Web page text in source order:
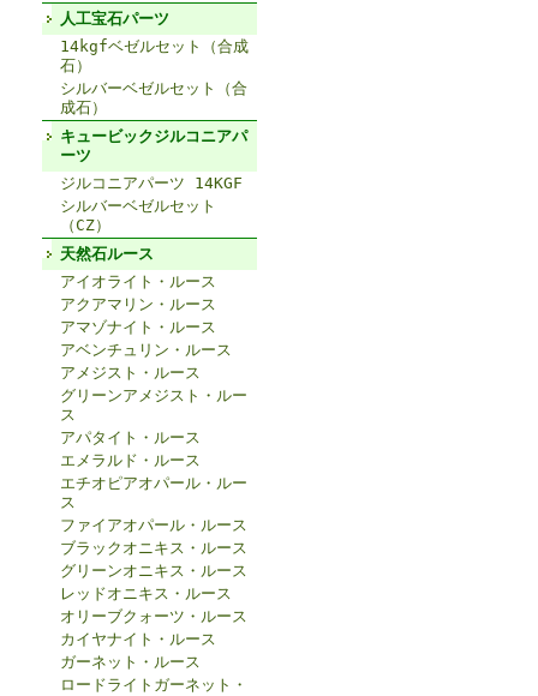
人工宝石パーツ
14kgfベゼルセット（合成
石）
シルバーベゼルセット（合
成石）
キュービックジルコニアパ
ーツ
ジルコニアパーツ 14KGF
シルバーベゼルセット
（CZ）
天然石ルース
アイオライト・ルース
アクアマリン・ルース
アマゾナイト・ルース
アベンチュリン・ルース
アメジスト・ルース
グリーンアメジスト・ルー
ス
アパタイト・ルース
エメラルド・ルース
エチオピアオパール・ルー
ス
ファイアオパール・ルース
ブラックオニキス・ルース
グリーンオニキス・ルース
レッドオニキス・ルース
オリーブクォーツ・ルース
カイヤナイト・ルース
ガーネット・ルース
ロードライトガーネット・